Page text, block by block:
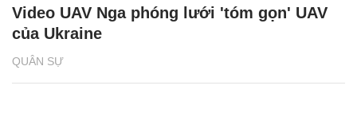
QUÂN SỰ
Video UAV Nga phóng lưới 'tóm gọn' UAV
của Ukraine